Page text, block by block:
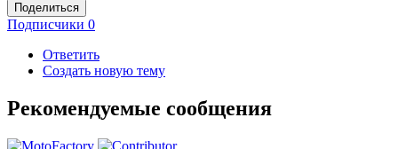
Поделиться
Подписчики 0
Ответить
Создать новую тему
Рекомендуемые сообщения